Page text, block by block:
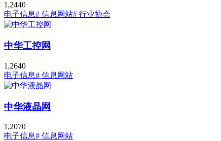
1,2440
电子信息# 信息网站# 行业协会
中华工控网
1,2640
电子信息# 信息网站
中华液晶网
1,2070
电子信息# 信息网站